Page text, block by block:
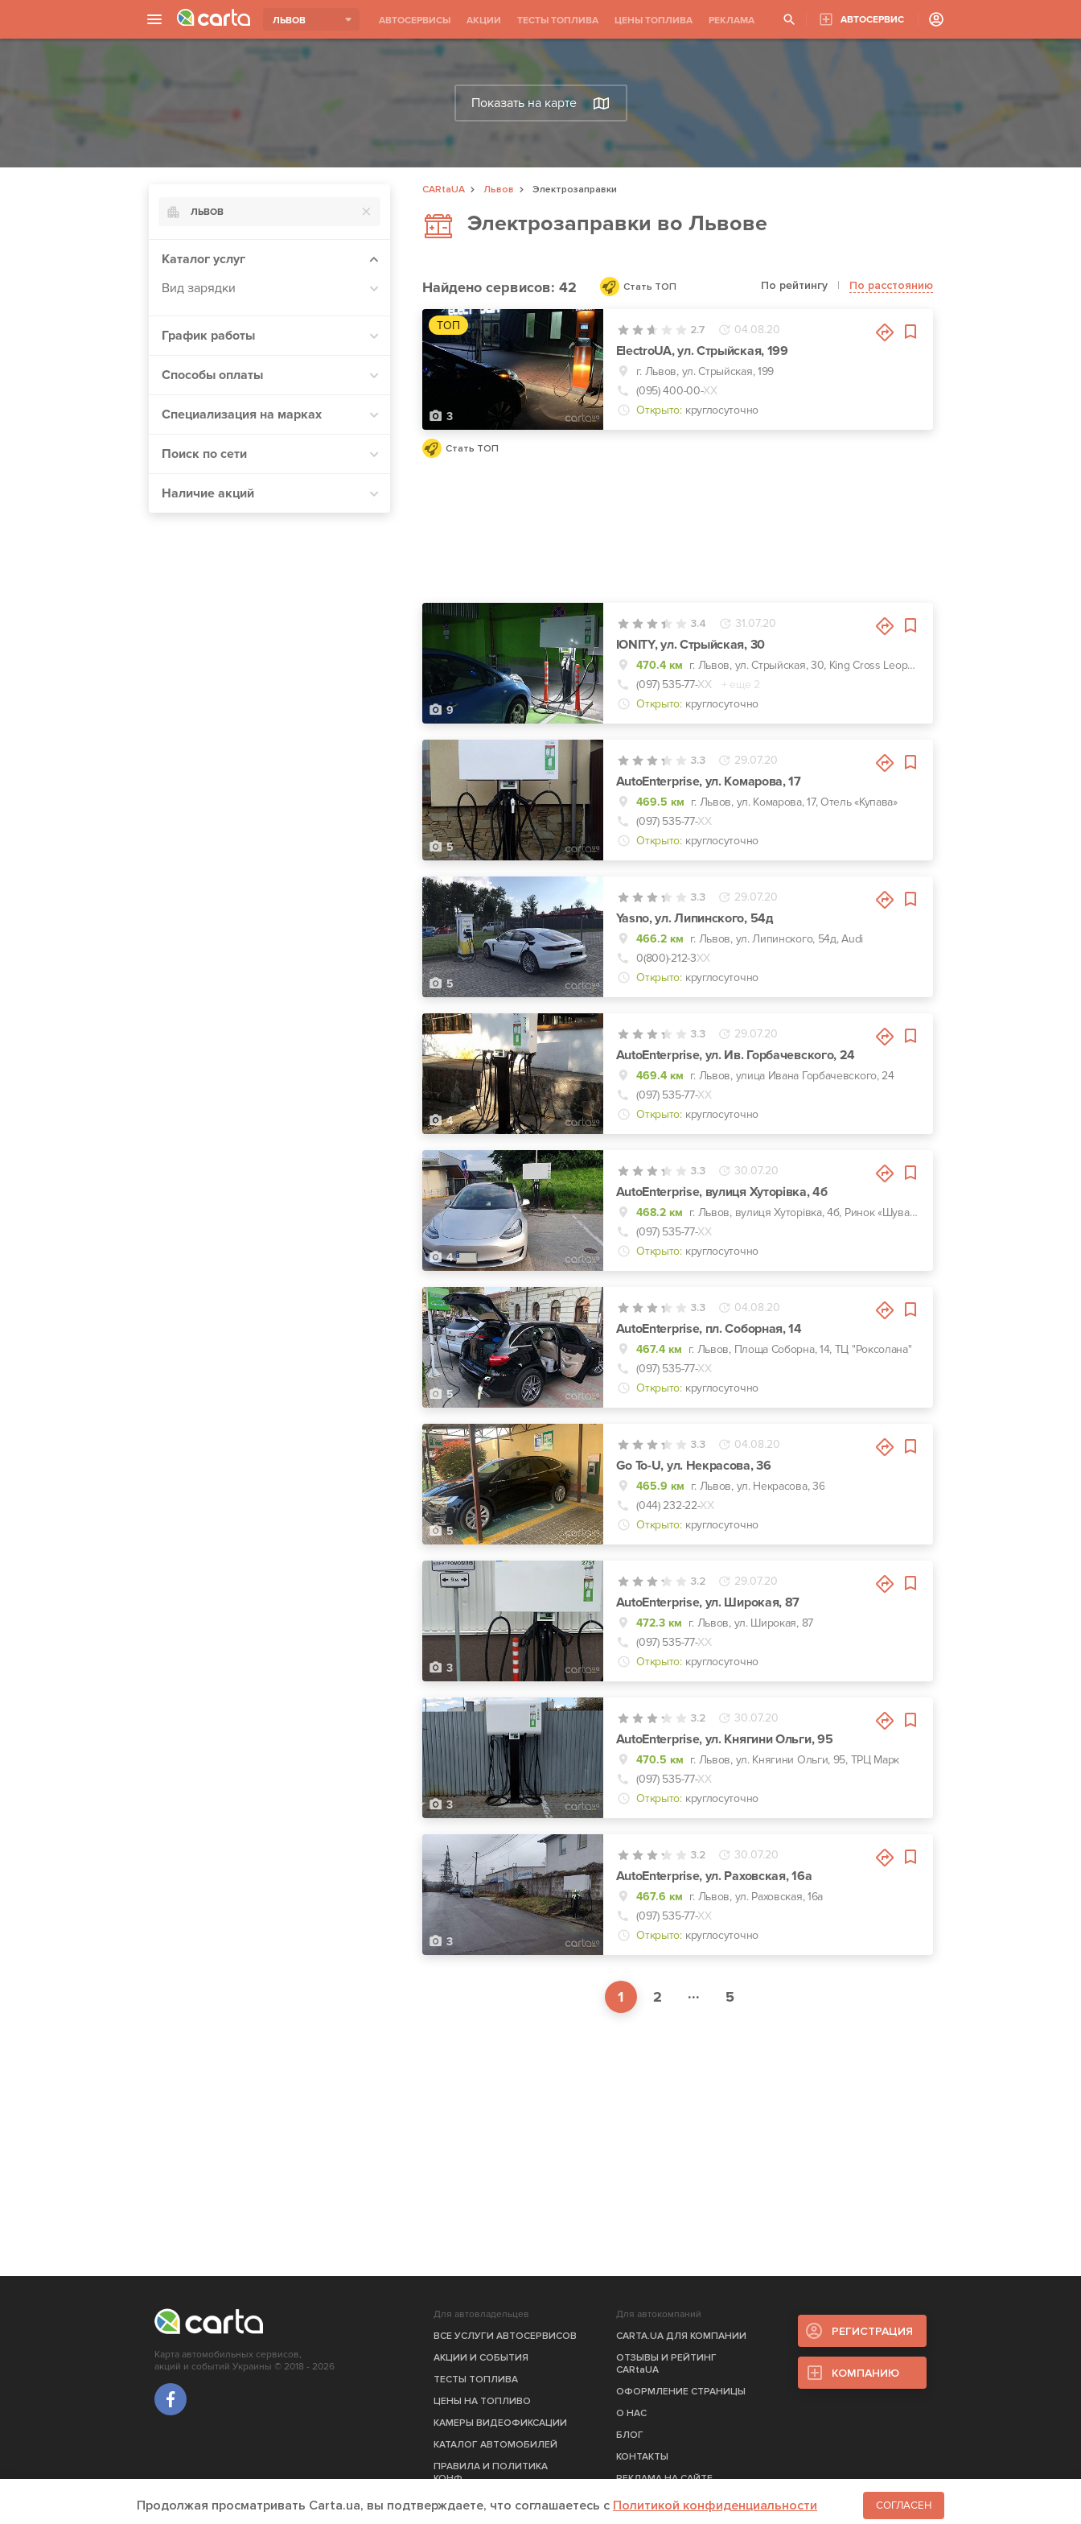
ЛЬВОВ АВТОСЕРВИСЫ АКЦИИ ТЕСТЫ ТОПЛИВА ЦЕНЫ ТОПЛИВА РЕКЛАМА АВТОСЕРВИС
Показать на карте
CARtaUA Львов
Электрозаправки
ЛЬВОВ
Борисполь
Винница
Одесса
Каталог услуг
Вид зарядки
График работы
Способы оплаты
Специализация на марках
Поиск по сети
Наличие акций
Электрозаправки во Львове
Найденосервисов: 42 Стать ТОП По рейтингу | По расстоянию
ТОП
3
2.7 04.08.20
ElectroUA, ул. Стрыйская, 199
г. Львов, ул. Стрыйская, 199
(095) 400-00-ХХ
Открыто: круглосуточно
Стать ТОП
9
3.4 31.07.20
IONITY, ул. Стрыйская, 30
470.4 км
г. Львов, ул. Стрыйская, 30, King Cross Leopolis
(097) 535-77-ХХ
+ еще 2
Открыто: круглосуточно
5
3.3 29.07.20
AutoEnterprise, ул. Комарова, 17
469.5 км г. Львов, ул. Комарова, 17, Отель «Купава»
(097) 535-77-ХХ
Открыто: круглосуточно
5
3.3 29.07.20
Yasno, ул. Липинского, 54д
466.2 км г. Львов, ул. Липинского, 54д, Audi
0(800)-212-3ХХ
Открыто: круглосуточно
4
3.3 29.07.20
AutoEnterprise, ул. Ив. Горбачевского, 24
469.4 км г. Львов, улица Ивана Горбачевского, 24
(097) 535-77-ХХ
Открыто: круглосуточно
4
3.3 30.07.20
AutoEnterprise, вулиця Хуторівка, 4б
468.2 км
г. Львов, вулиця Хуторівка, 4б, Ринок «Шувар»
(097) 535-77-ХХ
Открыто: круглосуточно
5
3.3 04.08.20
AutoEnterprise, пл. Соборная, 14
467.4 км г. Львов, Площа Соборна, 14, ТЦ "Роксолана"
(097) 535-77-ХХ
Открыто: круглосуточно
5
3.3 04.08.20
Go To-U, ул. Некрасова, 36
465.9 км г. Львов, ул. Некрасова, 36
(044) 232-22-ХХ
Открыто: круглосуточно
3
3.2 29.07.20
AutoEnterprise, ул. Широкая, 87
472.3 км г. Львов, ул. Широкая, 87
(097) 535-77-ХХ
Открыто: круглосуточно
3
3.2 30.07.20
AutoEnterprise, ул. Княгини Ольги, 95
470.5 км г. Львов, ул. Княгини Ольги, 95, ТРЦ Марк
(097) 535-77-ХХ
Открыто: круглосуточно
3
3.2 30.07.20
AutoEnterprise, ул. Раховская, 16а
467.6 км г. Львов, ул. Раховская, 16а
(097) 535-77-ХХ
Открыто: круглосуточно
1 2 ... 5
Карта автомобильных сервисов,
акций и событий Украины © 2018 - 2026
Для автовладельцев
ВСЕ УСЛУГИ АВТОСЕРВИСОВ
АКЦИИ И СОБЫТИЯ
ТЕСТЫ ТОПЛИВА
ЦЕНЫ НА ТОПЛИВО
КАМЕРЫ ВИДЕОФИКСАЦИИ
КАТАЛОГ АВТОМОБИЛЕЙ
ПРАВИЛА И ПОЛИТИКА
КОНФ.
ПУБЛИЧНЫЙ ДОГОВОР
Для автокомпаний
CARTA.UA ДЛЯ КОМПАНИИ
ОТЗЫВЫ И РЕЙТИНГ
CARtaUA
ОФОРМЛЕНИЕ СТРАНИЦЫ
О НАС
БЛОГ
КОНТАКТЫ
РЕКЛАМА НА САЙТЕ
РЕГИСТРАЦИЯ
КОМПАНИЮ
Продолжая просматривать Carta.ua, вы подтверждаете, что соглашаетесь c Политикой конфиденциальности СОГЛАСЕН